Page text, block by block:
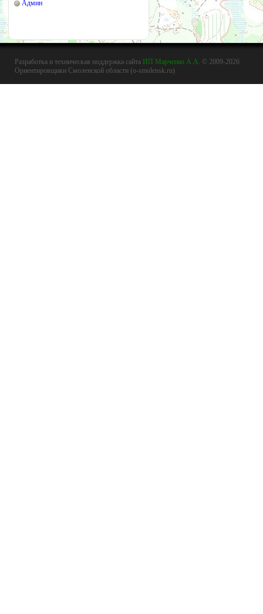
Админ
Разработка и техническая поддержка сайта ИП Марченко А.А. © 2009-2026
Ориентировщики Смоленской области (o-smolensk.ru)